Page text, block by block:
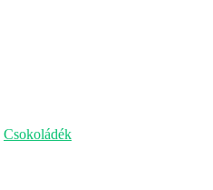
Csokoládék